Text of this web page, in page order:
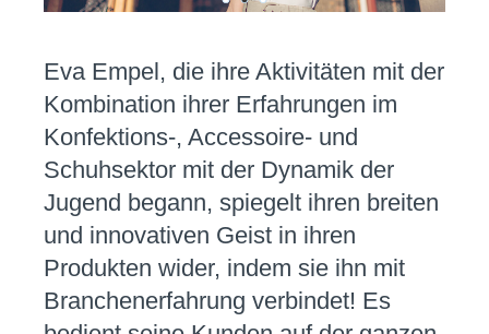
Eva Empel, die ihre Aktivitäten mit der
Kombination ihrer Erfahrungen im
Konfektions-, Accessoire- und
Schuhsektor mit der Dynamik der
Jugend begann, spiegelt ihren breiten
und innovativen Geist in ihren
Produkten wider, indem sie ihn mit
Branchenerfahrung verbindet! Es